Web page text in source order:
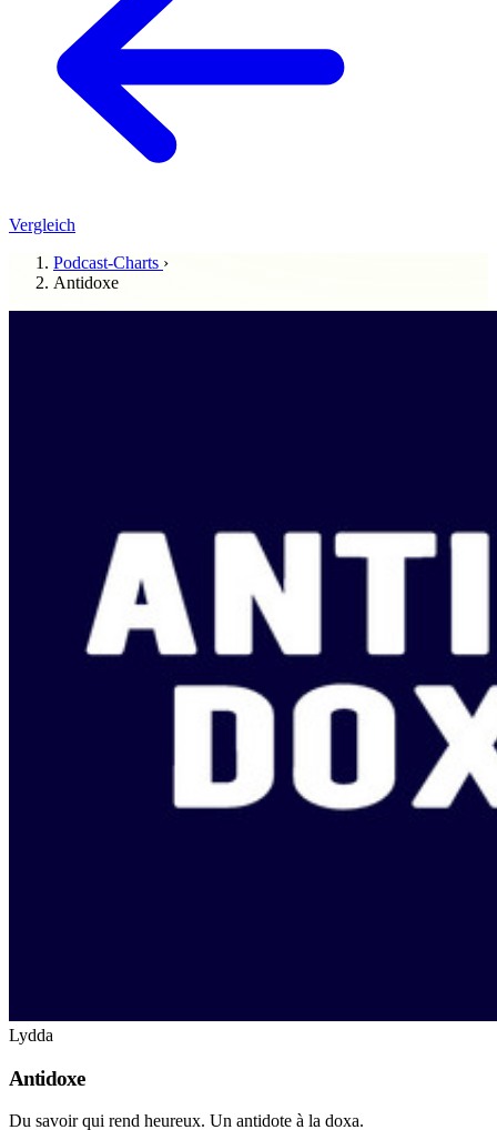
Vergleich
Podcast-Charts ›
Antidoxe
Lydda
Antidoxe
Du savoir qui rend heureux. Un antidote à la doxa.